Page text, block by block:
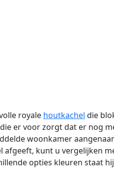
royale houtkachel die
er voor zorgt dat er nog
woonkamer
afgeeft, kunt u vergelijken
opties kleuren staat